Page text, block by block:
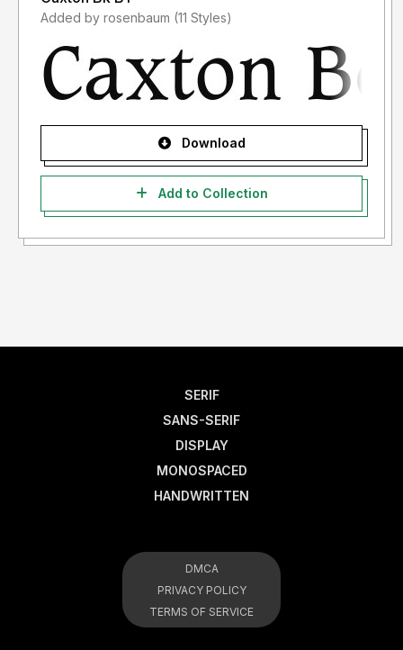
Added by rosenbaum (11 Styles)
Download
Add to Collection
SERIF
SANS-SERIF
DISPLAY
MONOSPACED
HANDWRITTEN
DMCA
PRIVACY POLICY
TERMS OF SERVICE